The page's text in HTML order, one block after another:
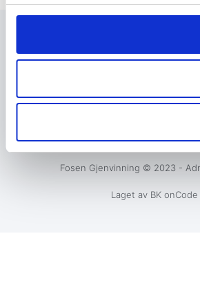
Fosen Gjenvinning © 2023 -
Laget av BK onCode